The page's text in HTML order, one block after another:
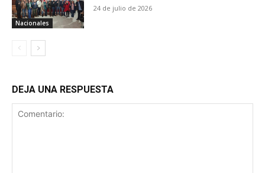
Nacionales
24 de julio de 2026
DEJA UNA RESPUESTA